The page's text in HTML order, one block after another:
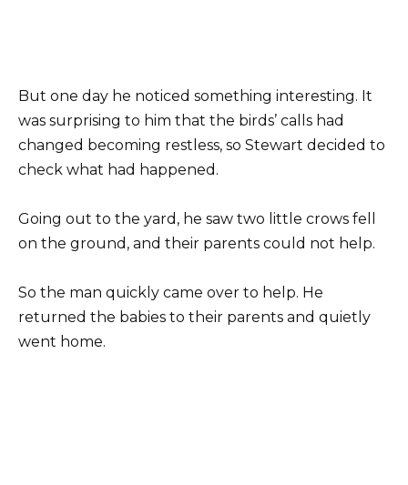
But one day he noticed something interesting. It
was surprising to him that the birds’ calls had
changed becoming restless, so Stewart decided to
check what had happened.
Going out to the yard, he saw two little crows fell
on the ground, and their parents could not help.
So the man quickly came over to help. He
returned the babies to their parents and quietly
went home.